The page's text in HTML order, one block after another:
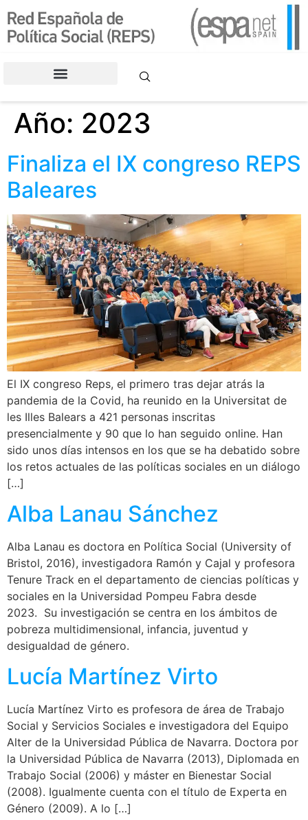
contenido
Año: 2023
Finaliza el IX congreso REPS
Baleares
El IX congreso Reps, el primero tras dejar atrás la
pandemia de la Covid, ha reunido en la Universitat de
les Illes Balears a 421 personas inscritas
presencialmente y 90 que lo han seguido online. Han
sido unos días intensos en los que se ha debatido sobre
los retos actuales de las políticas sociales en un diálogo
[…]
Alba Lanau Sánchez
Alba Lanau es doctora en Política Social (University of
Bristol, 2016), investigadora Ramón y Cajal y profesora
Tenure Track en el departamento de ciencias políticas y
sociales en la Universidad Pompeu Fabra desde
2023. Su investigación se centra en los ámbitos de
pobreza multidimensional, infancia, juventud y
desigualdad de género.
Lucía Martínez Virto
Lucía Martínez Virto es profesora de área de Trabajo
Social y Servicios Sociales e investigadora del Equipo
Alter de la Universidad Pública de Navarra. Doctora por
la Universidad Pública de Navarra (2013), Diplomada en
Trabajo Social (2006) y máster en Bienestar Social
(2008). Igualmente cuenta con el título de Experta en
Género (2009). A lo […]